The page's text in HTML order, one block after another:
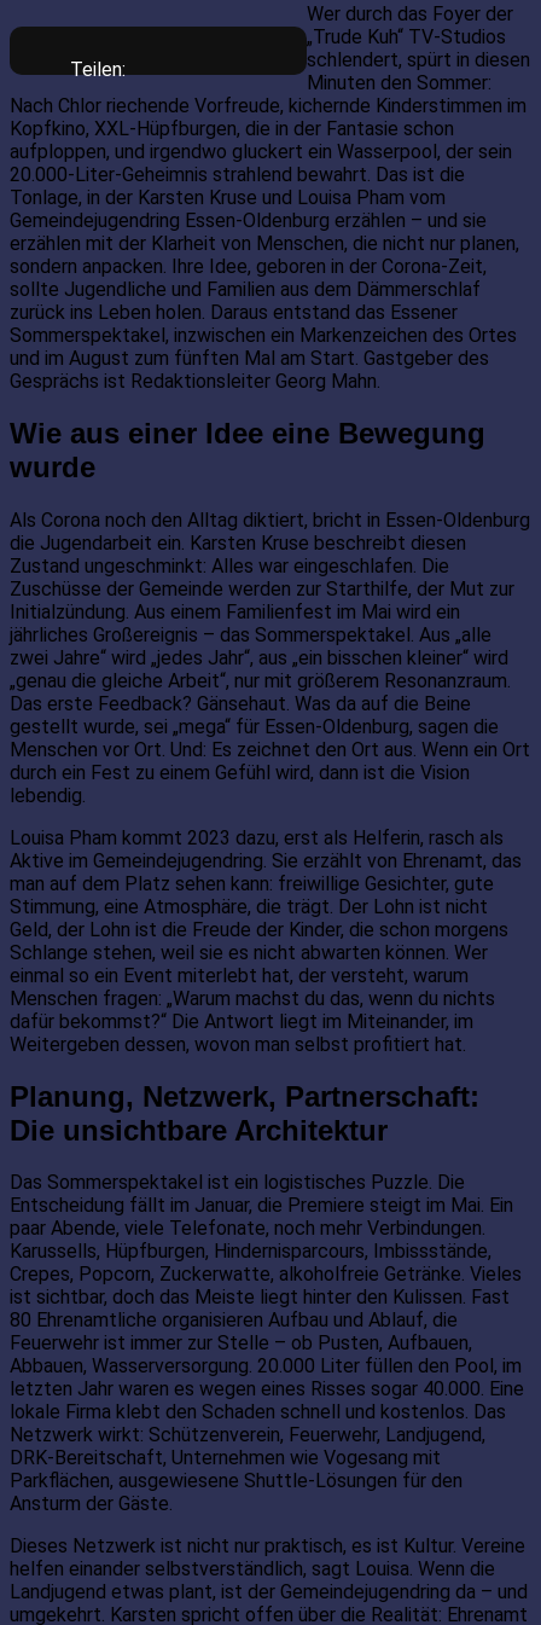
Teilen:
Wer durch das Foyer der
„Trude Kuh“ TV-Studios
schlendert, spürt in diesen
Minuten den Sommer:
Nach Chlor riechende Vorfreude, kichernde Kinderstimmen im
Kopfkino, XXL-Hüpfburgen, die in der Fantasie schon
aufploppen, und irgendwo gluckert ein Wasserpool, der sein
20.000-Liter-Geheimnis strahlend bewahrt. Das ist die
Tonlage, in der Karsten Kruse und Louisa Pham vom
Gemeindejugendring Essen-Oldenburg erzählen – und sie
erzählen mit der Klarheit von Menschen, die nicht nur planen,
sondern anpacken. Ihre Idee, geboren in der Corona-Zeit,
sollte Jugendliche und Familien aus dem Dämmerschlaf
zurück ins Leben holen. Daraus entstand das Essener
Sommerspektakel, inzwischen ein Markenzeichen des Ortes
und im August zum fünften Mal am Start. Gastgeber des
Gesprächs ist Redaktionsleiter Georg Mahn.
Wie aus einer Idee eine Bewegung
wurde
Als Corona noch den Alltag diktiert, bricht in Essen-Oldenburg
die Jugendarbeit ein. Karsten Kruse beschreibt diesen
Zustand ungeschminkt: Alles war eingeschlafen. Die
Zuschüsse der Gemeinde werden zur Starthilfe, der Mut zur
Initialzündung. Aus einem Familienfest im Mai wird ein
jährliches Großereignis – das Sommerspektakel. Aus „alle
zwei Jahre“ wird „jedes Jahr“, aus „ein bisschen kleiner“ wird
„genau die gleiche Arbeit“, nur mit größerem Resonanzraum.
Das erste Feedback? Gänsehaut. Was da auf die Beine
gestellt wurde, sei „mega“ für Essen-Oldenburg, sagen die
Menschen vor Ort. Und: Es zeichnet den Ort aus. Wenn ein Ort
durch ein Fest zu einem Gefühl wird, dann ist die Vision
lebendig.
Louisa Pham kommt 2023 dazu, erst als Helferin, rasch als
Aktive im Gemeindejugendring. Sie erzählt von Ehrenamt, das
man auf dem Platz sehen kann: freiwillige Gesichter, gute
Stimmung, eine Atmosphäre, die trägt. Der Lohn ist nicht
Geld, der Lohn ist die Freude der Kinder, die schon morgens
Schlange stehen, weil sie es nicht abwarten können. Wer
einmal so ein Event miterlebt hat, der versteht, warum
Menschen fragen: „Warum machst du das, wenn du nichts
dafür bekommst?“ Die Antwort liegt im Miteinander, im
Weitergeben dessen, wovon man selbst profitiert hat.
Planung, Netzwerk, Partnerschaft:
Die unsichtbare Architektur
Das Sommerspektakel ist ein logistisches Puzzle. Die
Entscheidung fällt im Januar, die Premiere steigt im Mai. Ein
paar Abende, viele Telefonate, noch mehr Verbindungen.
Karussells, Hüpfburgen, Hindernisparcours, Imbissstände,
Crepes, Popcorn, Zuckerwatte, alkoholfreie Getränke. Vieles
ist sichtbar, doch das Meiste liegt hinter den Kulissen. Fast
80 Ehrenamtliche organisieren Aufbau und Ablauf, die
Feuerwehr ist immer zur Stelle – ob Pusten, Aufbauen,
Abbauen, Wasserversorgung. 20.000 Liter füllen den Pool, im
letzten Jahr waren es wegen eines Risses sogar 40.000. Eine
lokale Firma klebt den Schaden schnell und kostenlos. Das
Netzwerk wirkt: Schützenverein, Feuerwehr, Landjugend,
DRK-Bereitschaft, Unternehmen wie Vogesang mit
Parkflächen, ausgewiesene Shuttle-Lösungen für den
Ansturm der Gäste.
Dieses Netzwerk ist nicht nur praktisch, es ist Kultur. Vereine
helfen einander selbstverständlich, sagt Louisa. Wenn die
Landjugend etwas plant, ist der Gemeindejugendring da – und
umgekehrt. Karsten spricht offen über die Realität: Ehrenamt